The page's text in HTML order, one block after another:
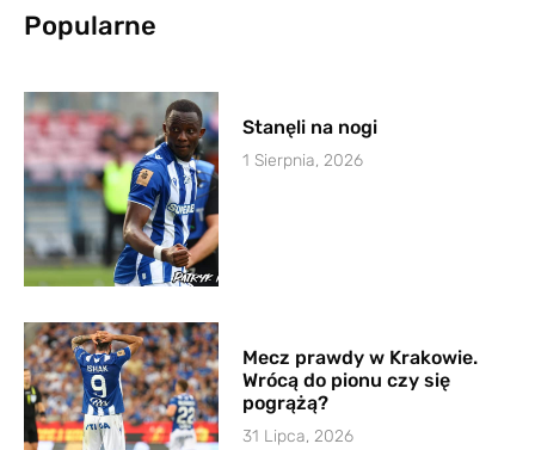
Popularne
Stanęli na nogi
1 Sierpnia, 2026
Mecz prawdy w Krakowie.
Wrócą do pionu czy się
pogrążą?
31 Lipca, 2026